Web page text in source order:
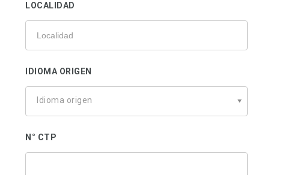
LOCALIDAD
IDIOMA ORIGEN
Idioma origen
N° CTP